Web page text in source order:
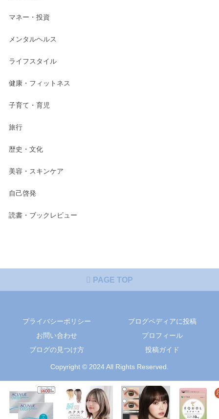
マネー・投資
メンタルヘルス
ライフスタイル
健康・フィットネス
子育て・育児
旅行
歴史・文化
美容・スキンケア
自己啓発
読書・ブックレビュー
PAGE TOP
プライバシーポリシー
ブログペディアに投稿
お問い合わせ
プロフィール
ブログの見つけ方
投稿ガイド
Copyright © 2024 All Rights Reserved.